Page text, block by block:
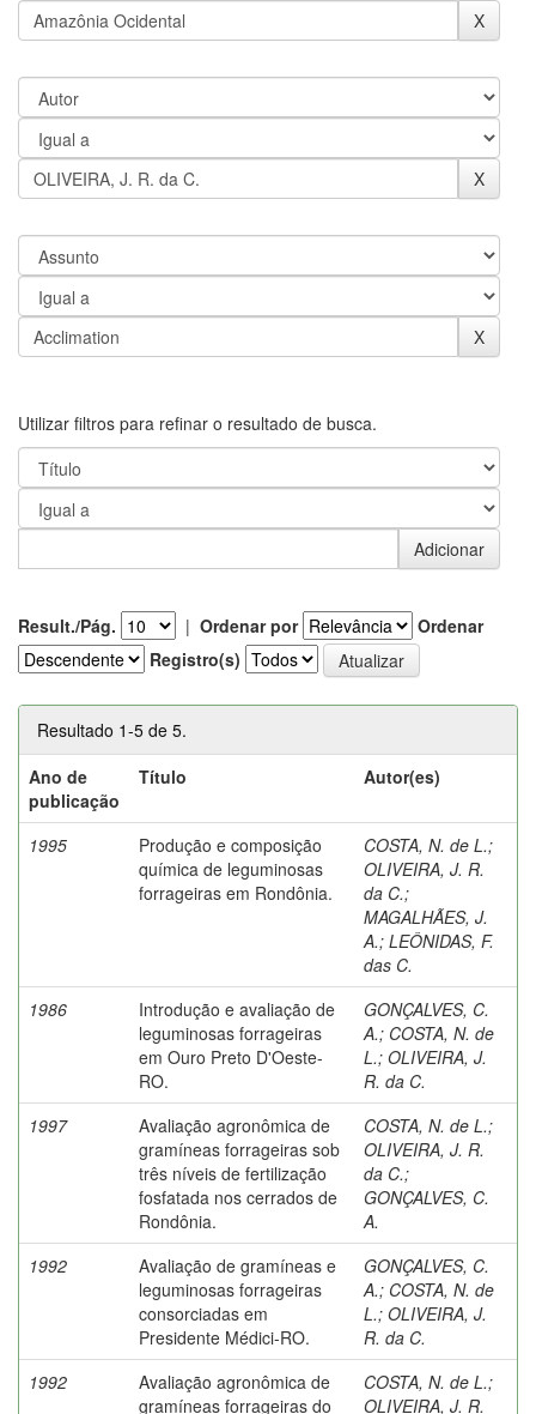
Utilizar filtros para refinar o resultado de busca.
Result./Pág. | Ordenar por
Ordenar
Registro(s)
Resultado 1-5 de 5.
Ano de
publicação
Título Autor(es)
1995
Produção e composição
química de leguminosas
forrageiras em Rondônia.
COSTA, N. de L.;
OLIVEIRA, J. R.
da C.;
MAGALHÃES, J.
A.; LEÔNIDAS, F.
das C.
1986
Introdução e avaliação de
leguminosas forrageiras
em Ouro Preto D'Oeste-
RO.
GONÇALVES, C.
A.; COSTA, N. de
L.; OLIVEIRA, J.
R. da C.
1997
Avaliação agronômica de
gramíneas forrageiras sob
três níveis de fertilização
fosfatada nos cerrados de
Rondônia.
COSTA, N. de L.;
OLIVEIRA, J. R.
da C.;
GONÇALVES, C.
A.
1992
Avaliação de gramíneas e
leguminosas forrageiras
consorciadas em
Presidente Médici-RO.
GONÇALVES, C.
A.; COSTA, N. de
L.; OLIVEIRA, J.
R. da C.
1992
Avaliação agronômica de
gramíneas forrageiras do
COSTA, N. de L.;
OLIVEIRA, J. R.